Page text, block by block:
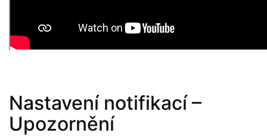
Nastavení notifikací –
Upozornění